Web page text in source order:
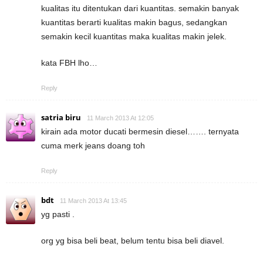
kualitas itu ditentukan dari kuantitas. semakin banyak
kuantitas berarti kualitas makin bagus, sedangkan
semakin kecil kuantitas maka kualitas makin jelek.
kata FBH lho…
Reply
satria biru 11 March 2013 At 12:05
kirain ada motor ducati bermesin diesel……. ternyata
cuma merk jeans doang toh
Reply
bdt 11 March 2013 At 13:45
yg pasti .
org yg bisa beli beat, belum tentu bisa beli diavel.